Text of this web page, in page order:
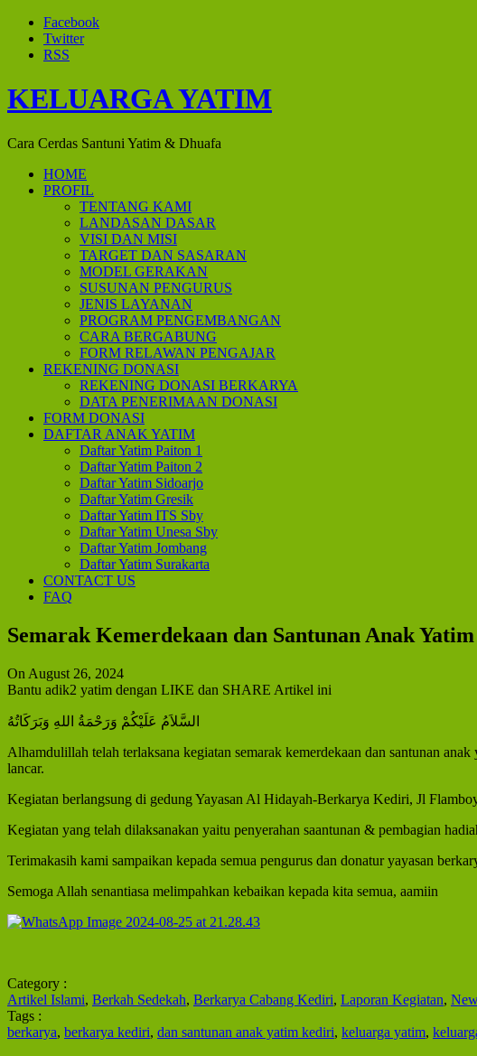
Facebook
Twitter
RSS
KELUARGA YATIM
Cara Cerdas Santuni Yatim & Dhuafa
HOME
PROFIL
TENTANG KAMI
LANDASAN DASAR
VISI DAN MISI
TARGET DAN SASARAN
MODEL GERAKAN
SUSUNAN PENGURUS
JENIS LAYANAN
PROGRAM PENGEMBANGAN
CARA BERGABUNG
FORM RELAWAN PENGAJAR
REKENING DONASI
REKENING DONASI BERKARYA
DATA PENERIMAAN DONASI
FORM DONASI
DAFTAR ANAK YATIM
Daftar Yatim Paiton 1
Daftar Yatim Paiton 2
Daftar Yatim Sidoarjo
Daftar Yatim Gresik
Daftar Yatim ITS Sby
Daftar Yatim Unesa Sby
Daftar Yatim Jombang
Daftar Yatim Surakarta
CONTACT US
FAQ
Semarak Kemerdekaan dan Santunan Anak
On August 26, 2024
Bantu adik2 yatim dengan LIKE dan SHARE Artikel ini
السَّلاَمُ عَلَيْكُمْ وَرَحْمَةُ اللهِ وَبَرَكَاتُهُ
Alhamdulillah telah terlaksana kegiatan semarak kemerdekaan dan santunan
lancar.
Kegiatan berlangsung di gedung Yayasan Al Hidayah-Berkarya Kediri, Jl
Kegiatan yang telah dilaksanakan yaitu penyerahan saantunan & pembagian
Terimakasih kami sampaikan kepada semua pengurus dan donatur yayasan
Semoga Allah senantiasa melimpahkan kebaikan kepada kita semua, aamiin
Category :
Artikel Islami, Berkah Sedekah, Berkarya Cabang Kediri, Laporan Kegiatan,
Tags :
berkarya, berkarya kediri, dan santunan anak yatim kediri, keluarga yatim,